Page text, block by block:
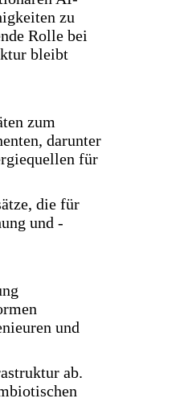
zu
Rolle bei
bleibt
zum
darunter
für
die für
und -
und
ab.